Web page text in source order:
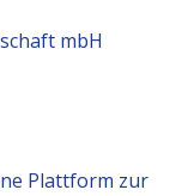
mbH
Plattform zur